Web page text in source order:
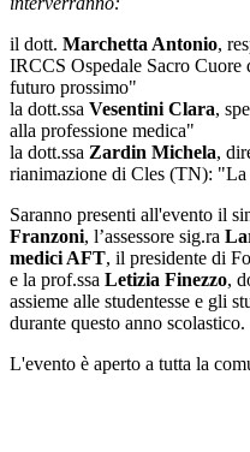
il dott. Marchetta Antonio,
IRCCS Ospedale Sacro
futuro prossimo"
la dott.ssa Vesentini Clara,
alla professione medica"
la dott.ssa Zardin Michela,
rianimazione di Cles (TN): "La
Saranno presenti all'evento il
Franzoni, l’assessore sig.ra
medici AFT, il presidente di
e la prof.ssa Letizia Finezzo,
assieme alle studentesse e gli
durante questo anno scolastico.
L'evento è aperto a tutta la